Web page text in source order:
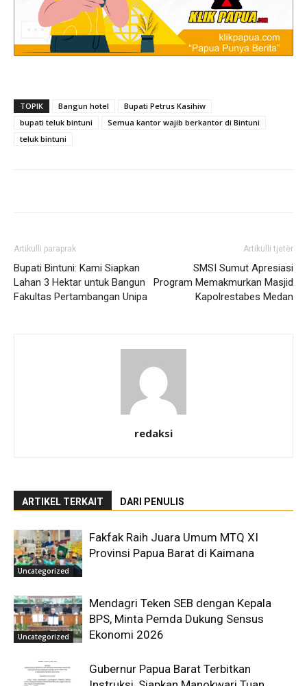
TOPIK Bangun hotel
Bupati Petrus Kasihiw
bupati teluk bintuni
Semua kantor wajib berkantor di Bintuni
teluk bintuni
Artikulli paraprak
Bupati Bintuni: Kami Siapkan
Lahan 3 Hektar untuk Bangun
Fakultas Pertambangan Unipa
Artikulli tjetër
SMSI Sumut Apresiasi
Program Memakmurkan Masjid
Kapolrestabes Medan
redaksi
ARTIKEL TERKAIT DARI PENULIS
Uncategorized
Fakfak Raih Juara Umum MTQ XI
Provinsi Papua Barat di Kaimana
Uncategorized
Mendagri Teken SEB dengan Kepala
BPS, Minta Pemda Dukung Sensus
Ekonomi 2026
Gubernur Papua Barat Terbitkan